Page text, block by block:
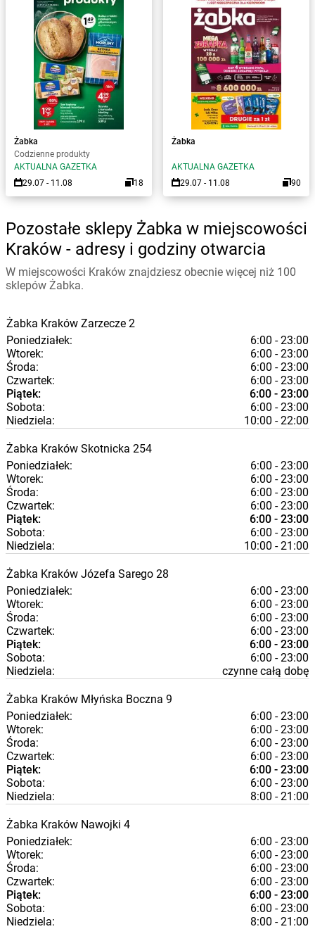
Żabka
Codzienne produkty
AKTUALNA GAZETKA
29.07 - 11.08
18
Żabka
AKTUALNA GAZETKA
29.07 - 11.08
90
Pozostałe sklepy Żabka w miejscowości
Kraków - adresy i godziny otwarcia
W miejscowości Kraków znajdziesz obecnie więcej niż 100
sklepów Żabka.
Żabka Kraków Zarzecze 2
Poniedziałek:
6:00 - 23:00
Wtorek:
6:00 - 23:00
Środa:
6:00 - 23:00
Czwartek:
6:00 - 23:00
Piątek:
6:00 - 23:00
Sobota:
6:00 - 23:00
Niedziela:
10:00 - 22:00
Żabka Kraków Skotnicka 254
Poniedziałek:
6:00 - 23:00
Wtorek:
6:00 - 23:00
Środa:
6:00 - 23:00
Czwartek:
6:00 - 23:00
Piątek:
6:00 - 23:00
Sobota:
6:00 - 23:00
Niedziela:
10:00 - 21:00
Żabka Kraków Józefa Sarego 28
Poniedziałek:
6:00 - 23:00
Wtorek:
6:00 - 23:00
Środa:
6:00 - 23:00
Czwartek:
6:00 - 23:00
Piątek:
6:00 - 23:00
Sobota:
6:00 - 23:00
Niedziela:
czynne całą dobę
Żabka Kraków Młyńska Boczna 9
Poniedziałek:
6:00 - 23:00
Wtorek:
6:00 - 23:00
Środa:
6:00 - 23:00
Czwartek:
6:00 - 23:00
Piątek:
6:00 - 23:00
Sobota:
6:00 - 23:00
Niedziela:
8:00 - 21:00
Żabka Kraków Nawojki 4
Poniedziałek:
6:00 - 23:00
Wtorek:
6:00 - 23:00
Środa:
6:00 - 23:00
Czwartek:
6:00 - 23:00
Piątek:
6:00 - 23:00
Sobota:
6:00 - 23:00
Niedziela:
8:00 - 21:00